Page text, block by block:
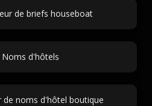
de briefs houseboat
Noms d'hôtels
de noms d'hôtel boutique